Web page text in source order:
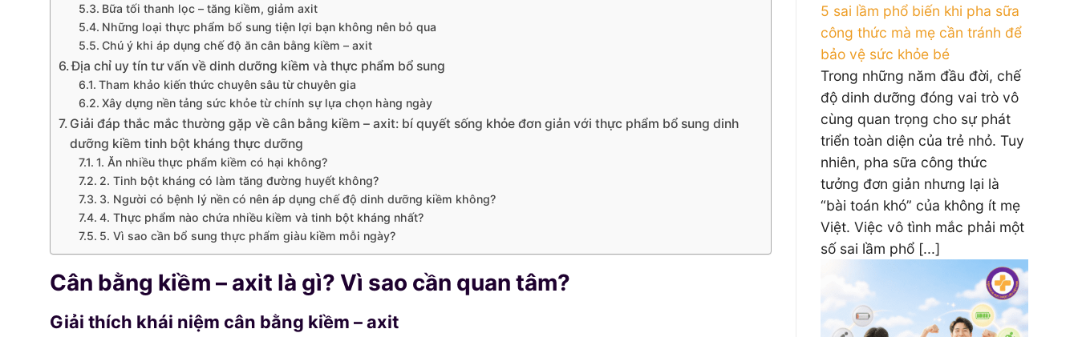
Bữa tối thanh lọc – tăng kiềm, giảm axit
Những loại thực phẩm bổ sung tiện lợi bạn không nên bỏ qua
Chú ý khi áp dụng chế độ ăn cân bằng kiềm – axit
Địa chỉ uy tín tư vấn về dinh dưỡng kiềm và thực phẩm bổ sung
Tham khảo kiến thức chuyên sâu từ chuyên gia
Xây dựng nền tảng sức khỏe từ chính sự lựa chọn hàng ngày
Giải đáp thắc mắc thường gặp về cân bằng kiềm – axit: bí quyết sống khỏe đơn giản với thực phẩm bổ sung dinh
dưỡng kiềm tinh bột kháng thực dưỡng
1. Ăn nhiều thực phẩm kiềm có hại không?
2. Tinh bột kháng có làm tăng đường huyết không?
3. Người có bệnh lý nền có nên áp dụng chế độ dinh dưỡng kiềm không?
4. Thực phẩm nào chứa nhiều kiềm và tinh bột kháng nhất?
5. Vì sao cần bổ sung thực phẩm giàu kiềm mỗi ngày?
Cân bằng kiềm – axit là gì? Vì sao cần quan tâm?
Giải thích khái niệm cân bằng kiềm – axit
5 sai lầm phổ biến khi pha sữa
công thức mà mẹ cần tránh để
bảo vệ sức khỏe bé
Trong những năm đầu đời, chế
độ dinh dưỡng đóng vai trò vô
cùng quan trọng cho sự phát
triển toàn diện của trẻ nhỏ. Tuy
nhiên, pha sữa công thức
tưởng đơn giản nhưng lại là
“bài toán khó” của không ít mẹ
Việt. Việc vô tình mắc phải một
số sai lầm phổ [...]